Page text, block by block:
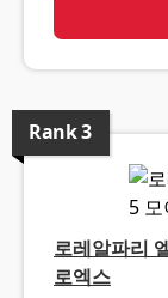
Rank3
로레알파리
로엑스